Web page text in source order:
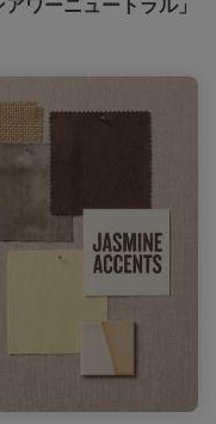
ワーニュートラル」